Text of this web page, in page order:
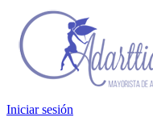
Iniciar sesión